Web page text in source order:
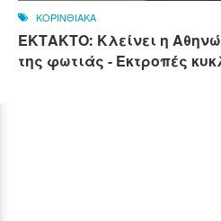
ΚΟΡΙΝΘΙΑΚΑ
ΕΚΤΑΚΤΟ: Κλείνει η
της φωτιάς - Εκτροπές